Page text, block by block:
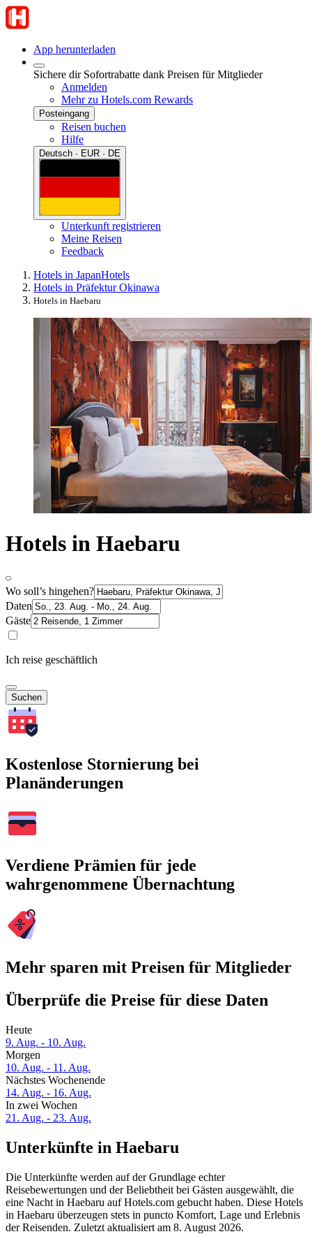
App herunterladen
Sichere dir Sofortrabatte dank Preisen für Mitglieder
Anmelden
Mehr zu Hotels.com Rewards
Posteingang
Reisen buchen
Hilfe
Deutsch · EUR · DE
Unterkunft registrieren
Meine Reisen
Feedback
Hotels in JapanHotels
Hotels in Präfektur Okinawa
Hotels in Haebaru
Hotels in Haebaru
Wo soll’s hingehen?
Daten
Gäste
Ich reise geschäftlich
Suchen
Kostenlose Stornierung bei
Planänderungen
Verdiene Prämien für jede
wahrgenommene Übernachtung
Mehr sparen mit Preisen für Mitglieder
Überprüfe die Preise für diese Daten
Heute
9. Aug. - 10. Aug.
Morgen
10. Aug. - 11. Aug.
Nächstes Wochenende
14. Aug. - 16. Aug.
In zwei Wochen
21. Aug. - 23. Aug.
Unterkünfte in Haebaru
Die Unterkünfte werden auf der Grundlage echter
Reisebewertungen und der Beliebtheit bei Gästen ausgewählt, die
eine Nacht in Haebaru auf Hotels.com gebucht haben. Diese Hotels
in Haebaru überzeugen stets in puncto Komfort, Lage und Erlebnis
der Reisenden. Zuletzt aktualisiert am 8. August 2026.